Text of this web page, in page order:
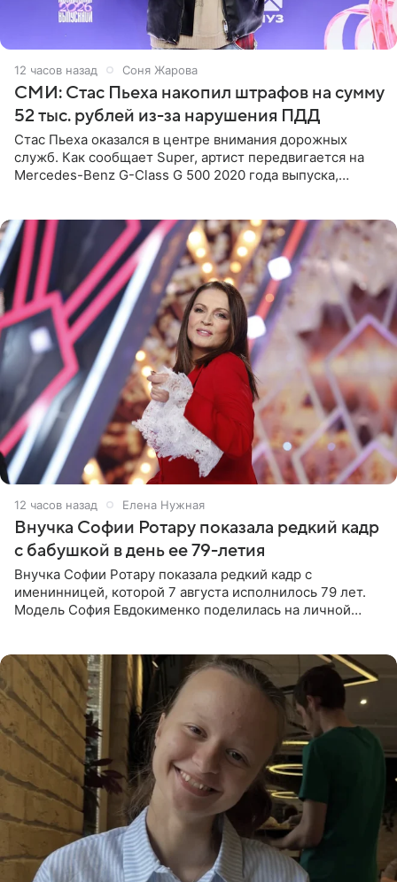
12 часов назад Соня Жарова
СМИ: Стас Пьеха накопил штрафов на сумму
52 тыс. рублей из-за нарушения ПДД
Стас Пьеха оказался в центре внимания дорожных
служб. Как сообщает Super, артист передвигается на
Mercedes-Benz G-Class G 500 2020 года выпуска,
12 часов назад Елена Нужная
Внучка Софии Ротару показала редкий кадр
с бабушкой в день ее 79-летия
Внучка Софии Ротару показала редкий кадр с
именинницей, которой 7 августа исполнилось 79 лет.
Модель София Евдокименко поделилась на личной